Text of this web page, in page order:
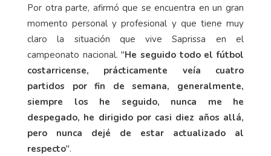
Por otra parte, afirmó que se encuentra en un gran
momento personal y profesional y que tiene muy
claro la situación que vive Saprissa en el
campeonato nacional. "He seguido todo el fútbol
costarricense, prácticamente veía cuatro
partidos por fin de semana, generalmente,
siempre los he seguido, nunca me he
despegado, he dirigido por casi diez años allá,
pero nunca dejé de estar actualizado al
respecto".